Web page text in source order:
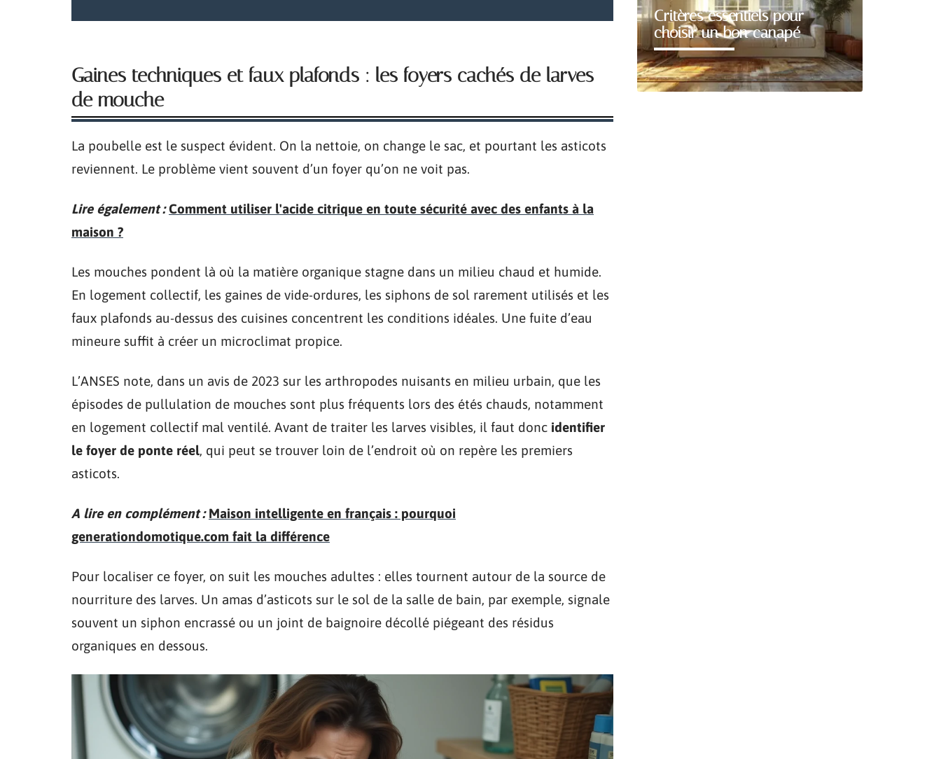
Gaines techniques et faux plafonds : les foyers cachés de larves
de mouche
La poubelle est le suspect évident. On la nettoie, on change le sac, et pourtant les asticots
reviennent. Le problème vient souvent d’un foyer qu’on ne voit pas.
Lire également : Comment utiliser l'acide citrique en toute sécurité avec des enfants à la
maison ?
Les mouches pondent là où la matière organique stagne dans un milieu chaud et humide.
En logement collectif, les gaines de vide-ordures, les siphons de sol rarement utilisés et les
faux plafonds au-dessus des cuisines concentrent les conditions idéales. Une fuite d’eau
mineure suffit à créer un microclimat propice.
L’ANSES note, dans un avis de 2023 sur les arthropodes nuisants en milieu urbain, que les
épisodes de pullulation de mouches sont plus fréquents lors des étés chauds, notamment
en logement collectif mal ventilé. Avant de traiter les larves visibles, il faut donc identifier
le foyer de ponte réel, qui peut se trouver loin de l’endroit où on repère les premiers
asticots.
A lire en complément : Maison intelligente en français : pourquoi
generationdomotique.com fait la différence
Pour localiser ce foyer, on suit les mouches adultes : elles tournent autour de la source de
nourriture des larves. Un amas d’asticots sur le sol de la salle de bain, par exemple, signale
souvent un siphon encrassé ou un joint de baignoire décollé piégeant des résidus
organiques en dessous.
Critères essentiels pour
choisir un bon canapé